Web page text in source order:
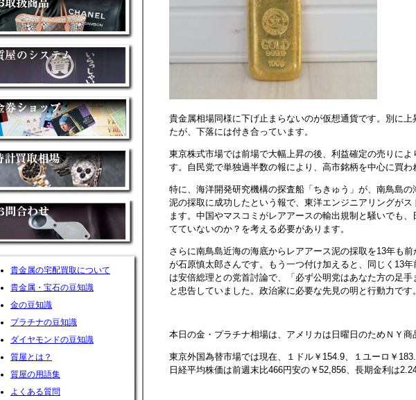
貴金属の宅配買取について
貴金属・宝石の豆知識
金の豆知識
プラチナの豆知識
ダイヤモンドの豆知識
質屋とは？
質屋の用語集
よくある質問
貴金属相場同様に下げ止まらないのが仮想通貨です。別に上
たが、下落には付き合っています。
東京株式市場では前場で大幅上昇の後、利益確定の売りによ
す。自民党で単独過半数の報により、高市銘柄を中心に買わ
特に、海洋開発研究機構の探査船「ちきゅう」が、南鳥島の
泥の採取に成功したという報で、東洋エンジニアリングがス
ます。中国やマスコミがレアアースの輸出規制と騒いでも
てていないのか？を考える必要があります。
さらに南鳥島近海の海底からレアアース泥の採取を13年も
が石原慎太郎さんです。もう一つ付け加えると、同じく13
は安倍総理との党首討論で、「必ず公明党はあなた方の足手
と忠告していました。政治家に必要な先見の明と行動力です。
本日の金・プラチナ相場は、アメリカは日曜日のためＮＹ商
東京外国為替市場では現在、１ドル￥154.9、１ユーロ￥
日経平均株価は前週末比466円安の￥52,856、長期金利は